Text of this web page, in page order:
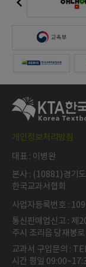
개인정보처리방침
대표 : 이병완
본사 : (10881)경기
한국교과서협회
사업자등록번호 :
통신판매업신고 : 제
주시 조리읍 당재봉
교과서 구입문의 :
시간 평일